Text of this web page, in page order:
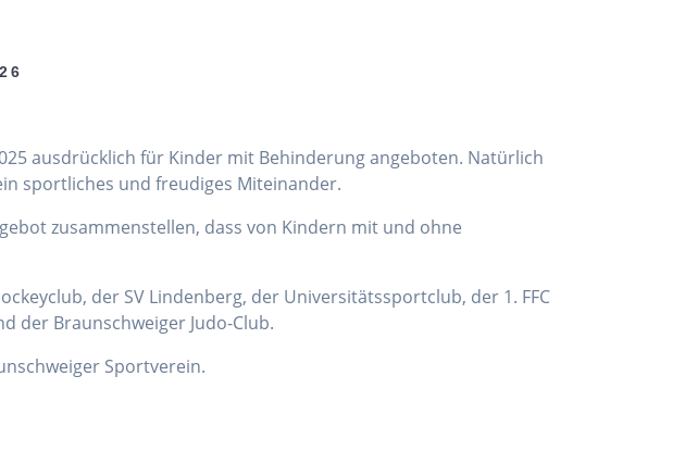
ausdrücklich für Kinder mit Behinderung angeboten. Natürlich
sportliches und freudiges Miteinander.
zusammenstellen, dass von Kindern mit und ohne
der SV Lindenberg, der Universitätssportclub, der 1. FFC
der Braunschweiger Judo-Club.
Sportverein.